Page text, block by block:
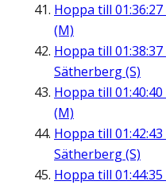
Hoppa till 01:36:27
(M)
Hoppa till 01:38:37
Sätherberg (S)
Hoppa till 01:40:40
(M)
Hoppa till 01:42:43
Sätherberg (S)
Hoppa till 01:44:35